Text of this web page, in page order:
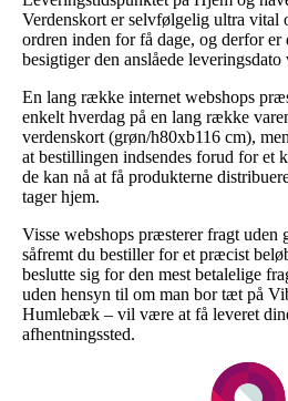
Verdenskort er selvfølgelig ultra vital
ordren inden for få dage, og derfor er
besigtiger den anslåede
En lang række internet webshops
enkelt hverdag på en lang række
verdenskort (grøn/h80xb116 cm),
at bestillingen indsendes forud for et
de kan nå at få produkterne
tager hjem.
Visse webshops præsterer fragt uden
såfremt du bestiller for et præcist
beslutte sig for den mest betalelige
uden hensyn til om man bor tæt på
Humlebæk – vil være at få leveret
afhentningssted.